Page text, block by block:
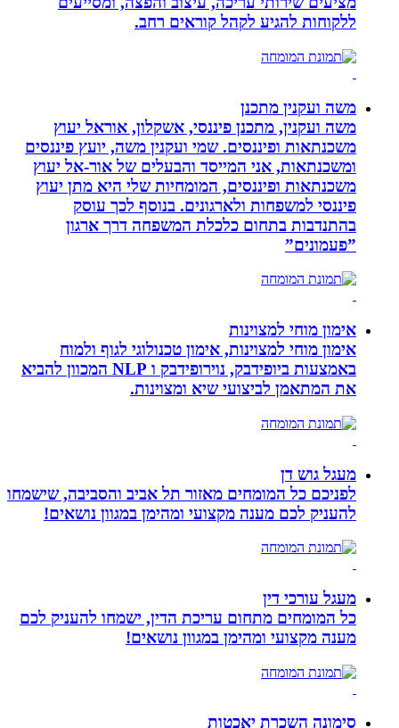
ללקוחות להגיע לקהל קוראים רחב.
משה ועקנין מתכנן
משה ועקנין, מתכנן פיננסי, אשקלון, אוראל יעוץ
משכנתאות ופיננסים. שמי ועקנין משה, יועץ פיננסים
ומשכנתאות, אני המייסד והבעלים של אור-אל יעוץ
משכנתאות ופיננסים, המומחיות שלי היא מתן יעוץ
פיננסי למשפחות ולארגונים. בנוסף לכך עוסק
בהתנדבות בתחום כלכלת המשפחה דרך ארגון
”פעמונים”
אימון מוחי למצוינות
אימון מוחי למצוינות, אימון טכנולוגי לגוף ולמוח
באמצעות ביופידבק, נוירופידבק ו NLP המכוון להביא
את המתאמן לביצועי שיא ומצוינות.
מעגל גוש דן
לפניכם כל המומחים מאזור תל אביב והסביבה, שישמחו
להעניק לכם מענה מקצועי ומהימן במגוון נושאים!
מעגל עורכי דין
כל המומחים מתחום עריכת הדין, ישמחו להעניק לכם
מענה מקצועי ומהימן במגוון נושאים!
סימונה השכרת יאכטות